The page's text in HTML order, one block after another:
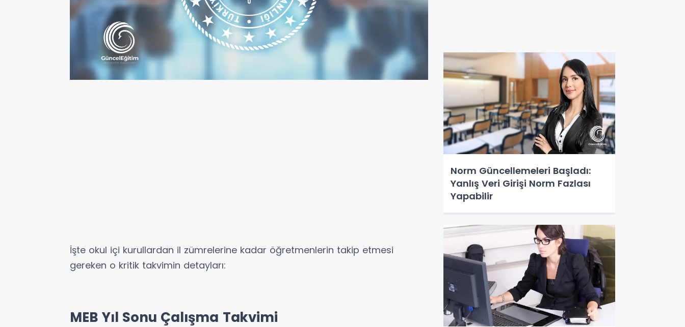
İşte okul içi kurullardan il zümrelerine kadar öğretmenlerin takip etmesi
gereken o kritik takvimin detayları:
MEB Yıl Sonu Çalışma Takvimi
Norm Güncellemeleri Başladı:
Yanlış Veri Girişi Norm Fazlası
Yapabilir